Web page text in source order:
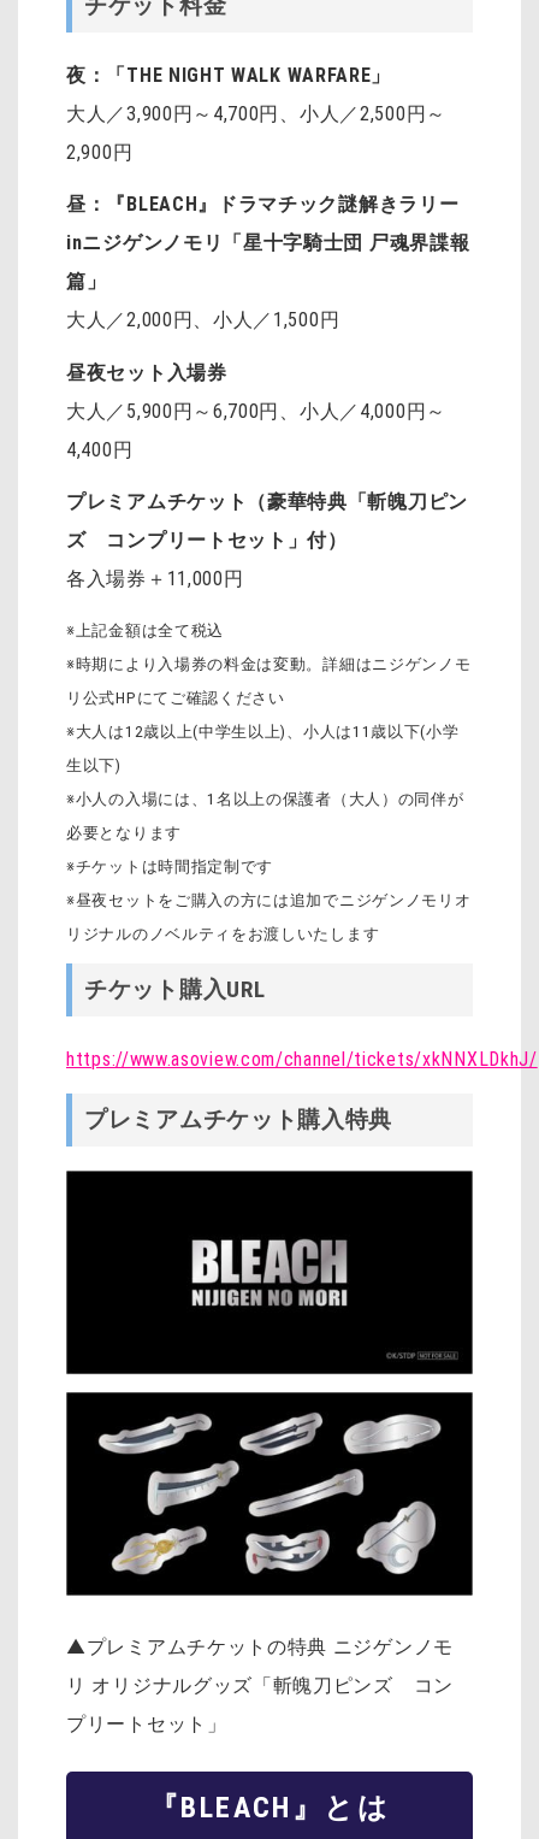
夜：「THE NIGHT WALK WARFARE」
大人／3,900円～4,700円、小人／2,500円～
2,900円
昼：『BLEACH』ドラマチック謎解きラリー
inニジゲンノモリ「星十字騎士団 尸魂界諜報
篇」
大人／2,000円、小人／1,500円
昼夜セット入場券
大人／5,900円～6,700円、小人／4,000円～
4,400円
プレミアムチケット（豪華特典「斬魄刀ピン
ズ コンプリートセット」付）
各入場券＋11,000円
※上記金額は全て税込
※時期により入場券の料金は変動。詳細はニジゲンノモ
リ公式HPにてご確認ください
※大人は12歳以上(中学生以上)、小人は11歳以下(小学
生以下)
※小人の入場には、1名以上の保護者（大人）の同伴が
必要となります
※チケットは時間指定制です
※昼夜セットをご購入の方には追加でニジゲンノモリオ
リジナルのノベルティをお渡しいたします
チケット購入URL
https://www.asoview.com/channel/tickets/xkNNXLDkhJ/
プレミアムチケット購入特典
▲プレミアムチケットの特典 ニジゲンノモ
リ オリジナルグッズ「斬魄刀ピンズ コン
プリートセット」
『BLEACH』とは